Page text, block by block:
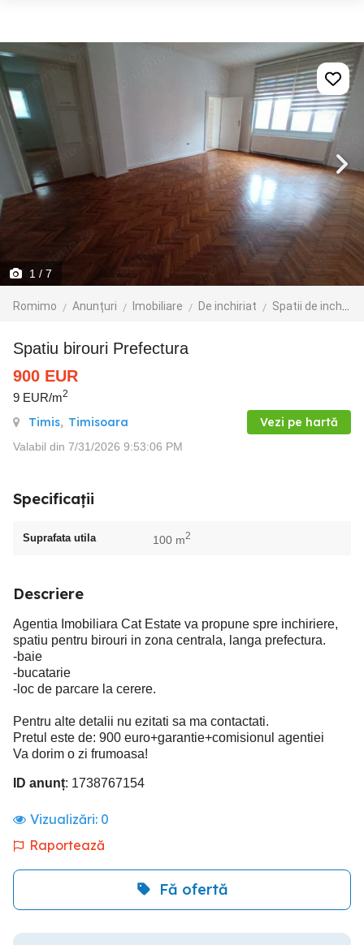
1 / 7
Romimo Anunțuri Imobiliare De inchiriat Spatii de inchiriat
Spatiu birouri Prefectura
900 EUR
9 EUR/m2
Timis, Timisoara Vezi pe hartă
Valabil din 7/31/2026 9:53:06 PM
Specificații
Suprafata utila 100 m2
Descriere
Agentia Imobiliara Cat Estate va propune spre inchiriere,
spatiu pentru birouri in zona centrala, langa prefectura.
-baie
-bucatarie
-loc de parcare la cerere.
Pentru alte detalii nu ezitati sa ma contactati.
Pretul este de: 900 euro+garantie+comisionul agentiei
Va dorim o zi frumoasa!
ID anunț: 1738767154
Vizualizări: 0
Raportează
Fă ofertă